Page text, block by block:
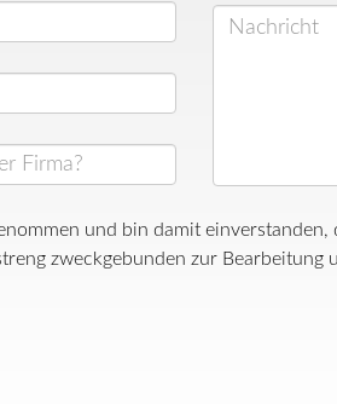
und bin damit
zweckgebunden zur Bearbeitung